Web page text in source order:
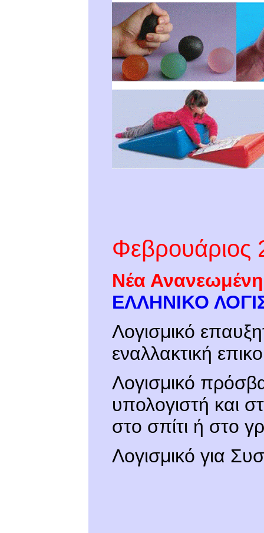
Φεβρουάριος
Νέα Ανανεωμένη
ΕΛΛΗΝΙΚΟ
Λογισμικό
εναλλακτική
Λογισμικό
υπολογιστή και
στο σπίτι ή στο
Λογισμικό για